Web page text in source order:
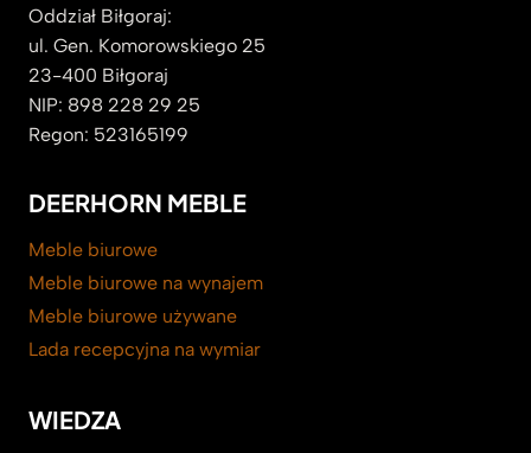
Oddział Biłgoraj:
ul. Gen. Komorowskiego 25
23-400 Biłgoraj
NIP: 898 228 29 25
Regon: 523165199
DEERHORN MEBLE
Meble biurowe
Meble biurowe na wynajem
Meble biurowe używane
Lada recepcyjna na wymiar
WIEDZA